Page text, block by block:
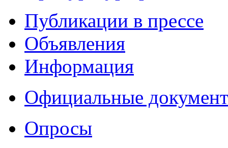
Публикации в прессе
Объявления
Информация
Официальные
Опросы